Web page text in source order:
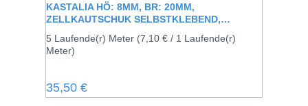
KASTALIA HÖ: 8MM, BR: 20MM,
ZELLKAUTSCHUK SELBSTKLEBEND,
5 Laufende(r) Meter (7,10 € / 1 Laufende(r)
Meter)
Regulärer Preis:
35,50 €